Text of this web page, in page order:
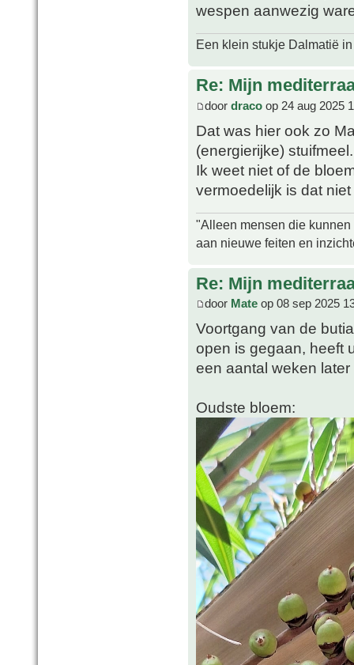
wespen aanwezig
Een klein stukje Dalmatië
Re: Mijn
door draco op 24 aug 2025
Dat was hier ook zo
(energierijke) stuifmeel.
Ik weet niet of de
vermoedelijk is dat
"Alleen mensen die
aan nieuwe feiten en
Re: Mijn
door Mate op 08 sep 2025
Voortgang van de
open is gegaan, heeft
een aantal weken
Oudste bloem: